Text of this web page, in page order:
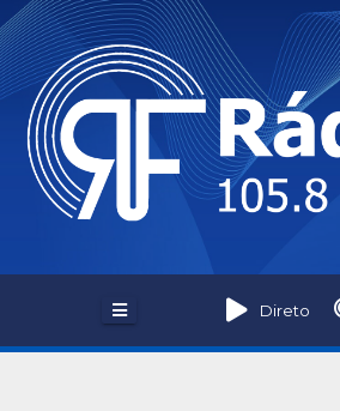
Skip
to
content
Direto